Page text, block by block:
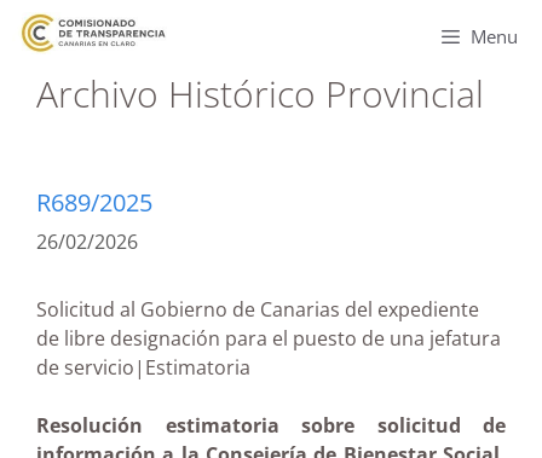
Menu
Archivo Histórico Provincial
R689/2025
26/02/2026
Solicitud al Gobierno de Canarias del expediente
de libre designación para el puesto de una jefatura
de servicio|Estimatoria
Resolución estimatoria sobre solicitud de